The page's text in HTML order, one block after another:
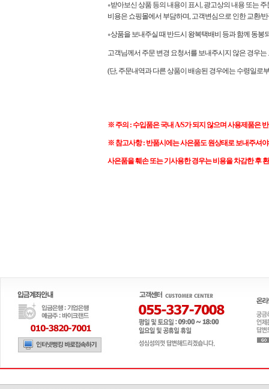
●받아보신 상품 등의 내용이 표시, 광고상의 내용 또는
비용은 쇼핑몰에서 부담하며, 고객변심으로 인한 교환/
●상품을 보내주실 때 반드시 왕복택배비 등과 함께 동
고객님께서 주문 변경 요청서를 보내주시지 않은 경우
(단, 주문내역과 다른 상품이 배송된 경우에는 수령일로
※ 주의 : 수입품은 국내 A/S가 되지 않으며 사용제품은
※ 참고사항 : 반품시에는 사은품도 원상태로 보내주셔
사은품을 훼손 또는 기사용한 경우는 비용을 차감한 후